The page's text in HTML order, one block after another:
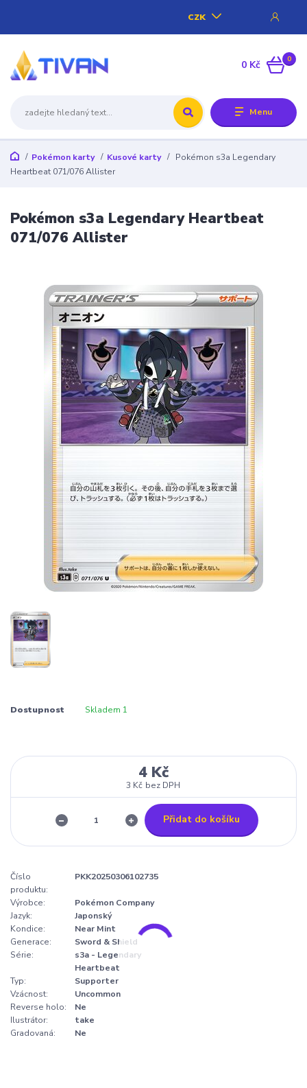
Menu
CZK
0
0 Kč
Pokémon karty Kusové karty
Pokémon s3a Legendary
Heartbeat 071/076 Allister
Pokémon s3a Legendary Heartbeat
071/076 Allister
Dostupnost Skladem 1
4 Kč
3 Kč bez DPH
Přidat do košíku
Číslo
produktu:
PKK20250306102735
Výrobce:
Pokémon Company
Jazyk:
Japonský
Kondice:
Near Mint
Generace:
Sword & Shield
Série:
s3a - Legendary
Heartbeat
Typ:
Supporter
Vzácnost:
Uncommon
Reverse holo:
Ne
Ilustrátor:
take
Gradovaná:
Ne